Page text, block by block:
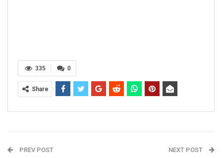
0
335
Share
PREV POST NEXT POST